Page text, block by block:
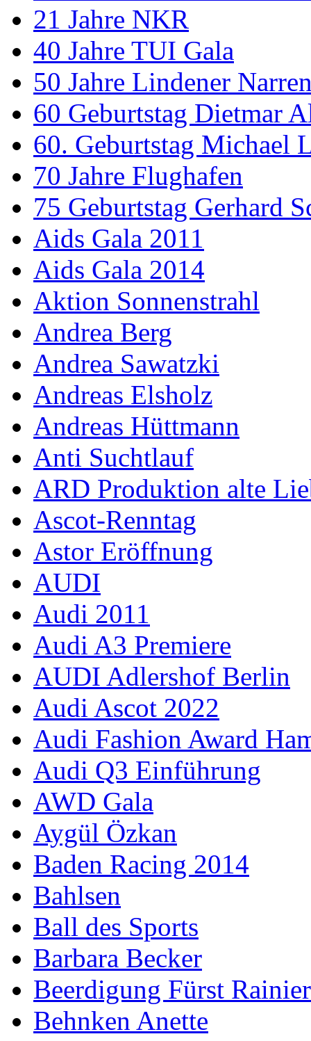
21 Jahre NKR
40 Jahre TUI Gala
50 Jahre Lindener
60 Geburtstag Dietmar
60. Geburtstag Michael
70 Jahre Flughafen
75 Geburtstag Gerhard
Aids Gala 2011
Aids Gala 2014
Aktion Sonnenstrahl
Andrea Berg
Andrea Sawatzki
Andreas Elsholz
Andreas Hüttmann
Anti Suchtlauf
ARD Produktion alte
Ascot-Renntag
Astor Eröffnung
AUDI
Audi 2011
Audi A3 Premiere
AUDI Adlershof Berlin
Audi Ascot 2022
Audi Fashion Award
Audi Q3 Einführung
AWD Gala
Aygül Özkan
Baden Racing 2014
Bahlsen
Ball des Sports
Barbara Becker
Beerdigung Fürst Rainier
Behnken Anette